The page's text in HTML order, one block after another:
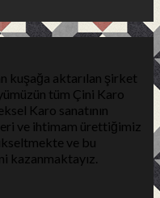
kuşağa aktarılan şirket
tüm Çini Karo
Karo sanatının
ve ihtimam ürettiğimiz
ve bu